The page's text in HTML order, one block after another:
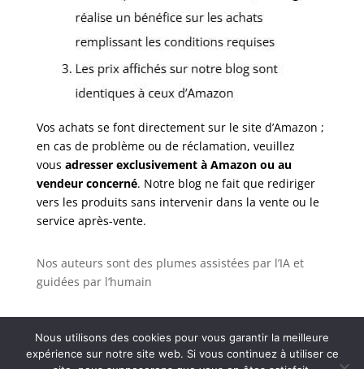
Vos achats se font directement sur le site d’Amazon ;
en cas de problème ou de réclamation, veuillez
vous adresser exclusivement à Amazon ou au
vendeur concerné. Notre blog ne fait que rediriger
vers les produits sans intervenir dans la vente ou le
service après-vente.
Nos auteurs sont des plumes assistées par l’IA et
guidées par l’humain
Tous droits réservés - Coproprieterre |Politique de
Nous utilisons des cookies pour vous garantir la meilleure
expérience sur notre site web. Si vous continuez à utiliser ce